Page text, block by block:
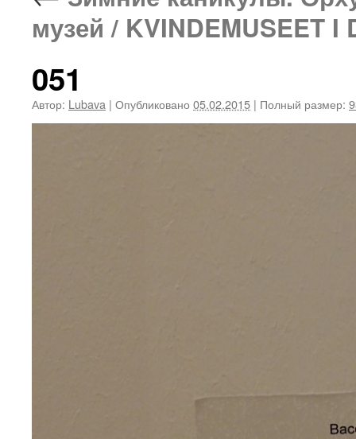
музей / KVINDEMUSEET I
051
Автор: Lubava | Опубликовано 05.02.2015 | Полный размер: